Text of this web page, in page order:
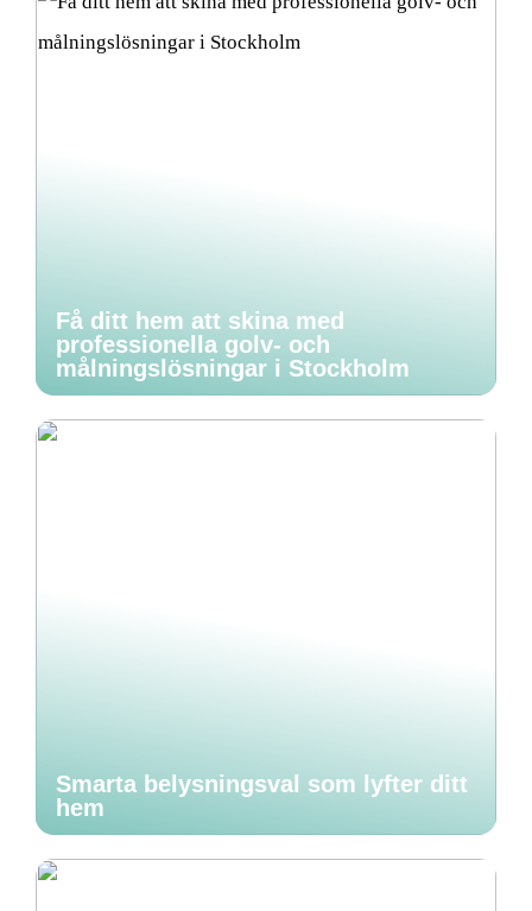
Få ditt hem att skina med
professionella golv- och
målningslösningar i Stockholm
Smarta belysningsval som lyfter ditt
hem